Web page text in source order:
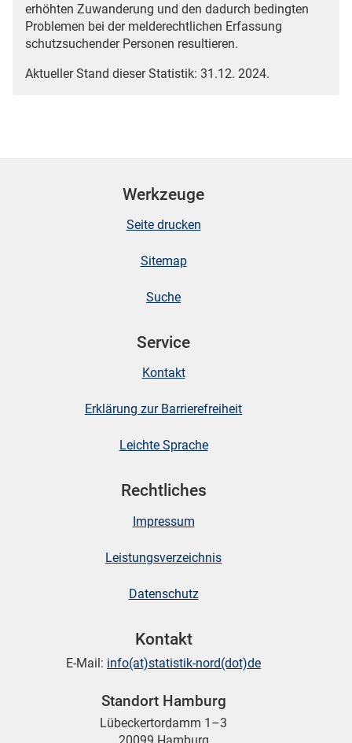
erhöhten Zuwanderung und den dadurch bedingten
Problemen bei der melderechtlichen Erfassung
schutzsuchender Personen resultieren.
Aktueller Stand dieser Statistik: 31.12. 2024.
Werkzeuge
Seite drucken
Sitemap
Suche
Service
Kontakt
Erklärung zur Barrierefreiheit
Leichte Sprache
Rechtliches
Impressum
Leistungsverzeichnis
Datenschutz
Kontakt
E-Mail: info(at)statistik-nord(dot)de
Standort Hamburg
Lübeckertordamm 1–3